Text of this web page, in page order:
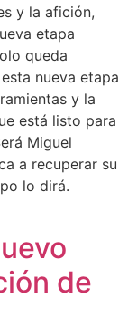
y la afición,
etapa
queda
nueva etapa
y la
está listo para
Miguel
a recuperar su
lo dirá.
de